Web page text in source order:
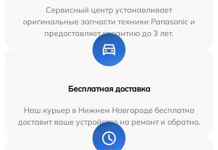
Сервисный центр устанавливает
оригинальные запчасти техники Panasonic и
предоставляет гарантию до 3 лет.
Бесплатная доставка
Наш курьер в Нижнем Новгороде бесплатно
доставит ваше устройство на ремонт и обратно.